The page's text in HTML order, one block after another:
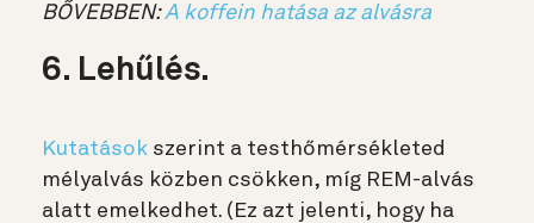
BŐVEBBEN:A koffein hatása az alvásra
6. Lehűlés.
Kutatások szerint a testhőmérsékleted
mélyalvás közben csökken, míg REM-alvás
alatt emelkedhet. (Ez azt jelenti, hogy ha